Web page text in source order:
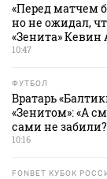
«Перед матчем
но не ожидал,
«Зенита» Кевин
10:47
ФУТБОЛ
Вратарь
«Зенитом»: «А
сами не
10:16
FONBET КУБОК